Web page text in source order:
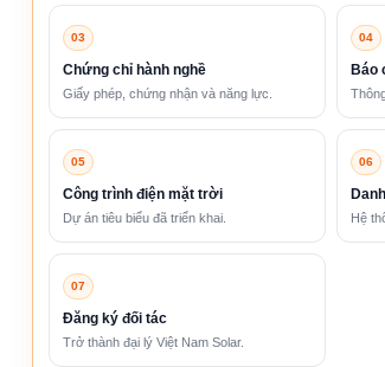
03
Chứng chỉ hành nghề
Giấy phép, chứng nhận và năng lực.
04
Báo
05
Công trình điện mặt trời
Dự án tiêu biểu đã triển khai.
06
Hệ
07
Đăng ký đối tác
Trở thành đại lý Việt Nam Solar.